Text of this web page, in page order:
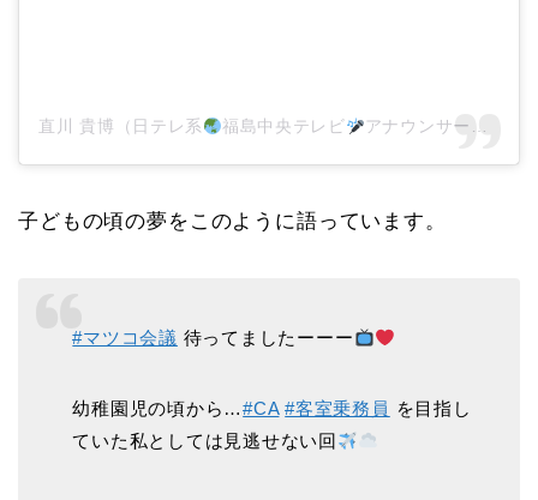
直川 貴博（日テレ系 福島中央テレビ アナウンサー）(@noupan_official)がシェアした投稿
子どもの頃の夢をこのように語っています。
#マツコ会議 待ってましたーーー
幼稚園児の頃から…#CA #客室乗務員 を目指し
ていた私としては見逃せない回